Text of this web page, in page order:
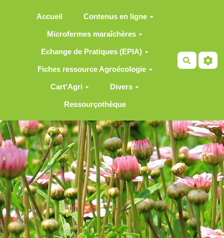
Accueil Contenus en ligne
Microfermes maraîchères
Echange de Pratiques (EPIA)
Fiches ressource Agroécologie
Cart'Agri Divers
Ressourçothèque